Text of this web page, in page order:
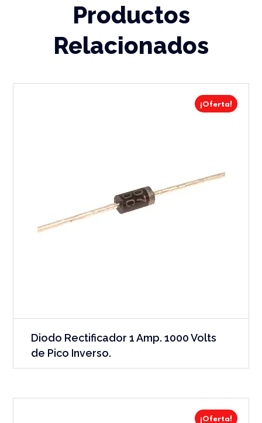
Productos
Relacionados
¡Oferta!
Diodo Rectificador 1 Amp. 1000 Volts
de Pico Inverso.
¡Oferta!